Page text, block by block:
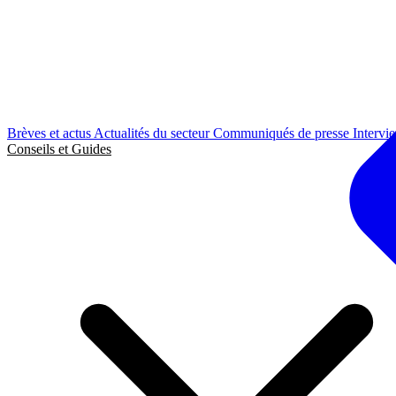
Brèves et actus Actualités du secteurCommuniqués de presse
Conseils et Guides